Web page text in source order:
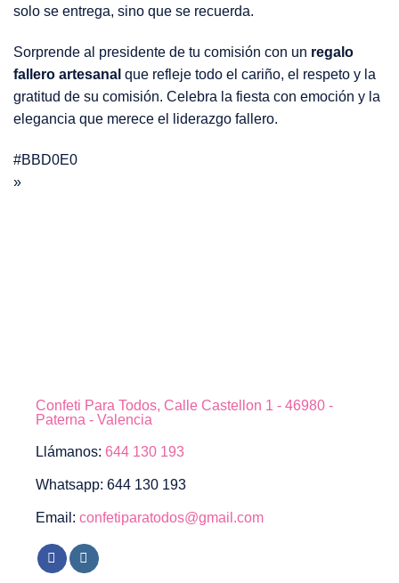
solo se entrega, sino que se recuerda.
Sorprende al presidente de tu comisión con un regalo
fallero artesanal que refleje todo el cariño, el respeto y la
gratitud de su comisión. Celebra la fiesta con emoción y la
elegancia que merece el liderazgo fallero.
#BBD0E0
»
Confeti Para Todos, Calle Castellon 1 - 46980 -
Paterna - Valencia
Llámanos: 644 130 193
Whatsapp: 644 130 193
Email: confetiparatodos@gmail.com